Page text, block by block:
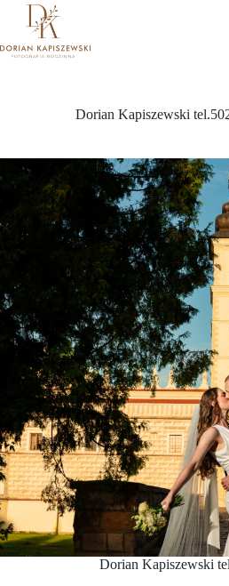
Przejdź
Dorian Kapiszewski
Dorian Kapiszewski